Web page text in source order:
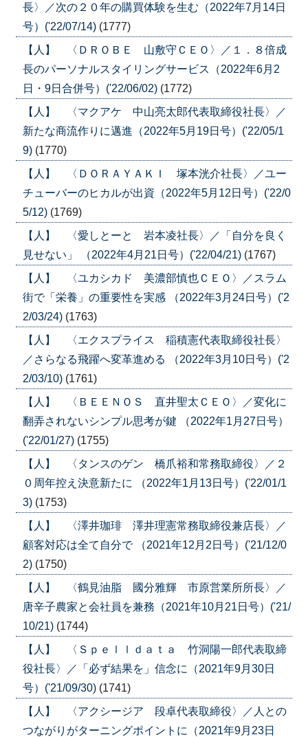
長〉／次の２０年の購買体験を生む（2022年7月14日
号）('22/07/14) (1777)
【人】 〈ＤＲＯＢＥ 山敷守ＣＥＯ〉／１．８倍成
長のパーソナルスタイリングサービス（2022年6月2
日・9日合併号）('22/06/02) (1772)
【人】 〈マクアケ 中山亮太郎代表取締役社長〉／
新たな商流作りに邁進（2022年5月19日号）('22/05/1
9) (1770)
【人】 〈ＤＯＲＡＹＡＫＩ 塚本洸介社長〉／ユー
チューバーのヒカルが出資（2022年5月12日号）('22/0
5/12) (1769)
【人】 〈愛しとーと 岩本凌社長〉／「自分を良く
見せない」 （2022年4月21日号）('22/04/21) (1767)
【人】 〈ユカシカド 美濃部慎也ＣＥＯ〉／スラム
街で「栄養」の重要性を実感 （2022年3月24日号）('2
2/03/24) (1763)
【人】 〈エクスプライス 稲積憲代表取締役社長〉
／さらなる飛躍へ変革進める （2022年3月10日号）('2
2/03/10) (1761)
【人】 〈ＢＥＥＮＯＳ 直井聖太ＣＥＯ〉／変化に
翻弄されないシンプル思考が鍵 （2022年1月27日号）
('22/01/27) (1755)
【人】 〈タンスのゲン 橋爪裕和常務取締役〉／２
０周年控え決意新たに （2022年1月13日号）('22/01/1
3) (1753)
【人】 〈澤井珈琲 澤井理憲常務取締役兼店長〉／
顧客対応は全て自分で （2021年12月2日号）('21/12/0
2) (1750)
【人】 〈鶴見油脂 國分雅輝 市原営業所所長〉／
唐辛子農家と会社員を兼務（2021年10月21日号）('21/
10/21) (1744)
【人】 〈Ｓｐｅｌｌｄａｔａ 竹洞陽一郎代表取締
役社長〉／「必ず結果を」信念に（2021年9月30日
号）('21/09/30) (1741)
【人】 〈アクシージア 段卓代表取締役〉／人との
つながりがターニングポイントに（2021年9月23日